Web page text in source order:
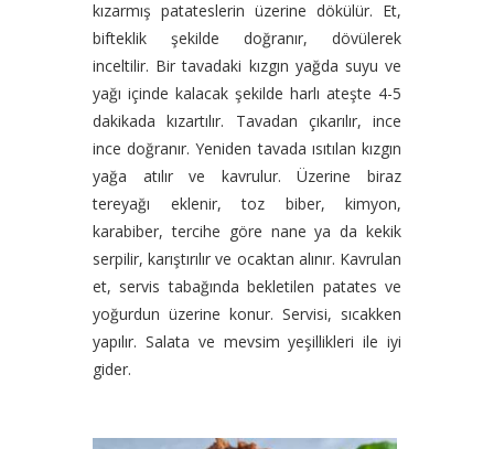
kızarmış patateslerin üzerine dökülür. Et,
bifteklik şekilde doğranır, dövülerek
inceltilir. Bir tavadaki kızgın yağda suyu ve
yağı içinde kalacak şekilde harlı ateşte 4-5
dakikada kızartılır. Tavadan çıkarılır, ince
ince doğranır. Yeniden tavada ısıtılan kızgın
yağa atılır ve kavrulur. Üzerine biraz
tereyağı eklenir, toz biber, kimyon,
karabiber, tercihe göre nane ya da kekik
serpilir, karıştırılır ve ocaktan alınır. Kavrulan
et, servis tabağında bekletilen patates ve
yoğurdun üzerine konur. Servisi, sıcakken
yapılır. Salata ve mevsim yeşillikleri ile iyi
gider.